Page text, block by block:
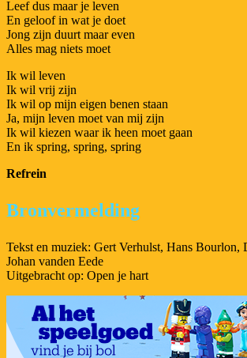
Leef dus maar je leven
En geloof in wat je doet
Jong zijn duurt maar even
Alles mag niets moet
Ik wil leven
Ik wil vrij zijn
Ik wil op mijn eigen benen staan
Ja, mijn leven moet van mij zijn
Ik wil kiezen waar ik heen moet gaan
En ik spring, spring, spring
Refrein
Bronvermelding
Tekst en muziek: Gert Verhulst, Hans Bourlon,
Johan vanden Eede
Uitgebracht op: Open je hart